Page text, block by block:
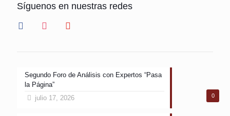
Síguenos en nuestras redes
facebook instagram youtube
0
Segundo Foro de Análisis con Expertos “Pasa
la Página”
julio 17, 2026